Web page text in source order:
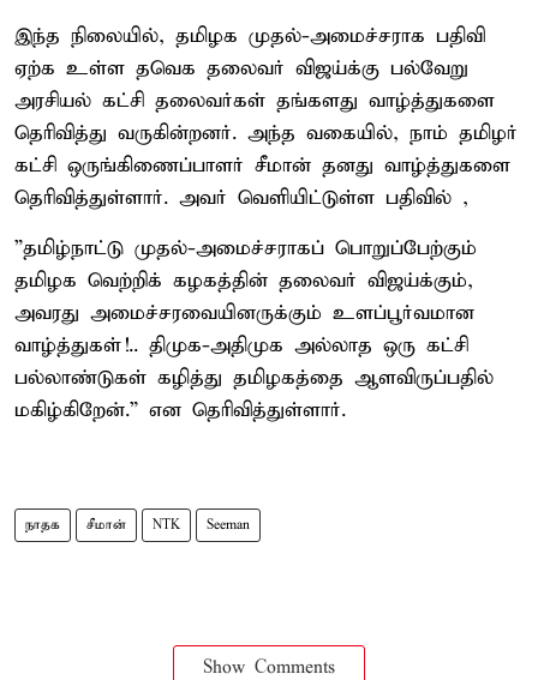
இந்த நிலையில், தமிழக முதல்-அமைச்சராக பதிவி
ஏற்க உள்ள தவெக தலைவர் விஜய்க்கு பல்வேறு
அரசியல் கட்சி தலைவர்கள் தங்களது வாழ்த்துகளை
தெரிவித்து வருகின்றனர். அந்த வகையில், நாம் தமிழர்
கட்சி ஒருங்கிணைப்பாளர் சீமான் தனது வாழ்த்துகளை
தெரிவித்துள்ளார். அவர் வெளியிட்டுள்ள பதிவில் ,
”தமிழ்நாட்டு முதல்-அமைச்சராகப் பொறுப்பேற்கும்
தமிழக வெற்றிக் கழகத்தின் தலைவர் விஜய்க்கும்,
அவரது அமைச்சரவையினருக்கும் உளப்பூர்வமான
வாழ்த்துகள்!.. திமுக-அதிமுக அல்லாத ஒரு கட்சி
பல்லாண்டுகள் கழித்து தமிழகத்தை ஆளவிருப்பதில்
மகிழ்கிறேன்.” என தெரிவித்துள்ளார்.
நாதக சீமான் NTK Seeman
Show Comments